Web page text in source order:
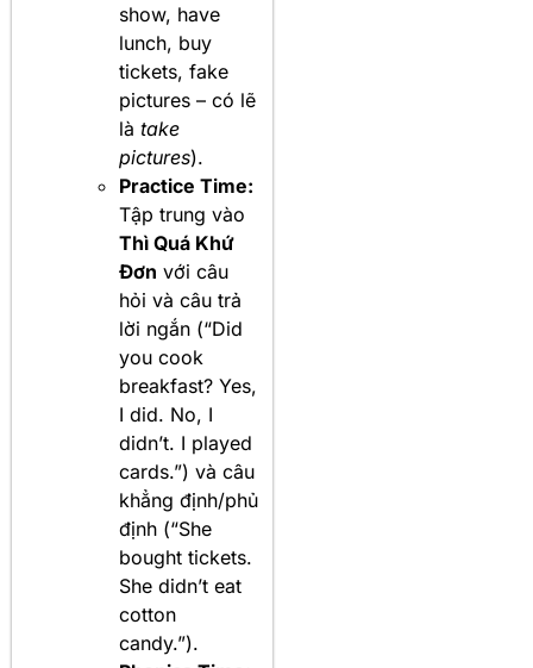
show, have
lunch, buy
tickets, fake
pictures – có lẽ
là take
pictures).
Practice Time:
Tập trung vào
Thì Quá Khứ
Đơn với câu
hỏi và câu trả
lời ngắn (“Did
you cook
breakfast? Yes,
I did. No, I
didn’t. I played
cards.”) và câu
khẳng định/phủ
định (“She
bought tickets.
She didn’t eat
cotton
candy.”).